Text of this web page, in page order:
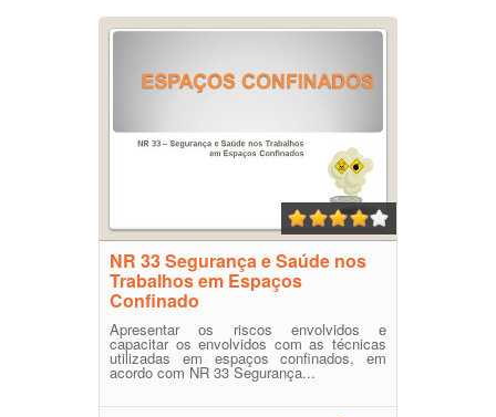
NR 33 Segurança e Saúde nos
Trabalhos em Espaços
Confinado
Apresentar os riscos envolvidos e
capacitar os envolvidos com as técnicas
utilizadas em espaços confinados, em
acordo com NR 33 Segurança...